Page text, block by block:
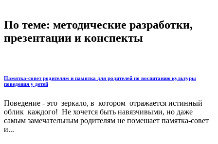
По теме: методические разработки,
презентации и конспекты
Памятка-совет родителям и памятка для родителей по воспитанию культуры
поведения у детей
Поведение - это зеркало, в котором отражается истинный
облик каждого! Не хочется быть навязчивыми, но даже
самым замечательным родителям не помешает памятка-совет
и...